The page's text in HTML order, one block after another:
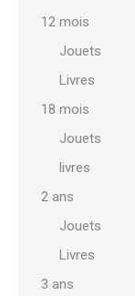
12 mois
Jouets
Livres
18 mois
Jouets
livres
2 ans
Jouets
Livres
3 ans